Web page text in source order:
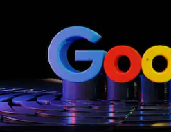
किया सबसे बड़ा सौदा
बिश्वजीत कुमार Jan 17, 2025
क्या है खबर?
गूगलने 2030 तक 1 लाख टन